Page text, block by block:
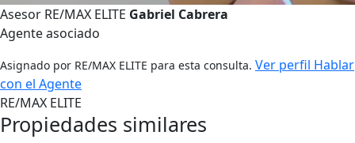
Asesor RE/MAX ELITE Gabriel Cabrera
Agente asociado
Asignado por RE/MAX ELITE para esta consulta. Ver perfil Hablar
con el Agente
RE/MAX ELITE
Propiedades similares